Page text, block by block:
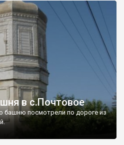
в с.Почтовое
башню посмотрели по дороге из